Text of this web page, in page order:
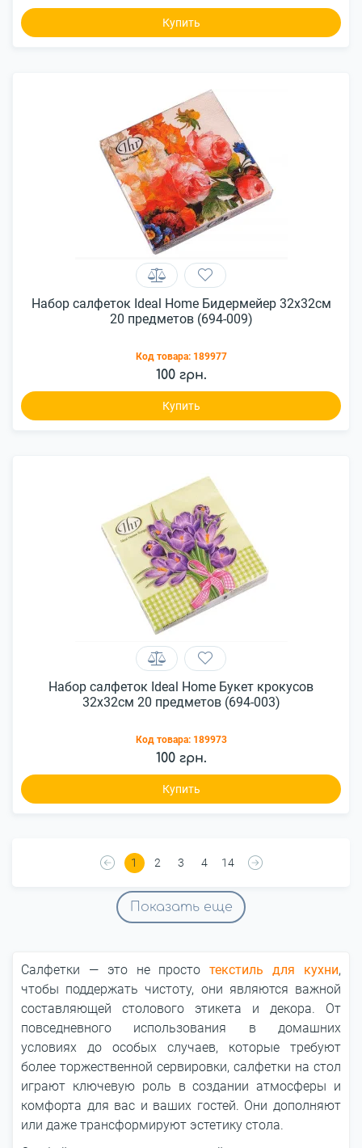
Купить
Набор салфеток Ideal Home Бидермейер 32x32см
20 предметов (694-009)
Код товара: 189977
100 грн.
Купить
Набор салфеток Ideal Home Букет крокусов
32x32см 20 предметов (694-003)
Код товара: 189973
100 грн.
Купить
1 2 3 4 14
Показать еще
Салфетки ― это не простотекстиль для кухни,
чтобы поддержать чистоту, они являются важной
составляющей столового этикета и декора. От
повседневного использования в домашних
условиях до особых случаев, которые требуют
более торжественной сервировки, салфетки на стол
играют ключевую роль в создании атмосферы и
комфорта для вас и ваших гостей. Они дополняют
или даже трансформируют эстетику стола.